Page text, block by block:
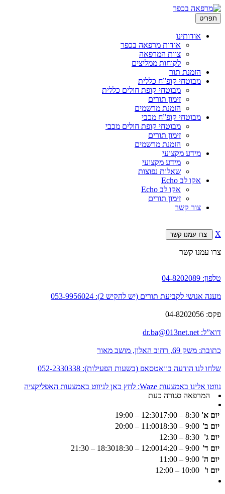
תפריט לדלג
לתוכן
אודותינו
אודות מרפאה בכפר
צוות המרפאה
לקוחות ממליצים
הזמנת תור
מבוטחי קופ”ח כללית
מבוטחי קופת חולים כללית
זימון תורים
הזמנת מרשמים
מבוטחי קופ”ח מכבי
מבוטחי קופת חולים מכבי
זימון תורים
הזמנת מרשמים
מידע מקצועי
מידע מקצועי
שאלות נפוצות
אקו לב Echo
אקו לב Echo
זימון תורים
צור קשר
X צרו עמנו קשר
צרו עמנו קשר
טלפון: 04-8202089
מענה אנושי לקביעת תורים (יש להקיש 2): 053-9956024
פקס: 04-8202056
דוא”ל: dr.ba@013net.net
כתובת: משק 69, רחוב האלון, מושב מאור
שלחו לנו הודעה בוואטסאפ (בשעות הפעילות): 052-2330338
נווטו אלינו באמצעות Waze:
לחץ כאן לניווט באמצעות האפליקציה
המרפאה סגורה כעת
יום א' 8:30 – 12:30
17:00 – 19:00
יום ב' 9:00 – 11:00
18:30 – 20:00
יום ג' 8:30 – 12:30
יום ד' 9:00 – 12:00
14:20 – 18:30
18:30 – 21:30
יום ה' 9:00 – 11:00
יום ו'
10:00 – 12:00